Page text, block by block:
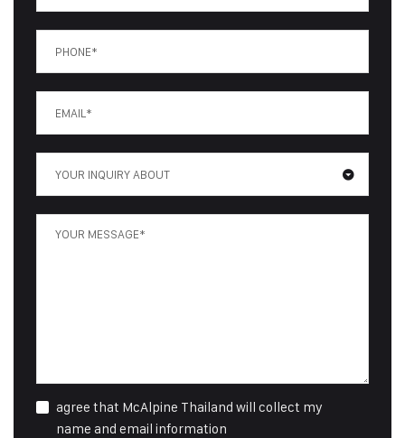
YOUR INQUIRY ABOUT
agree that McAlpine Thailand will collect my
name and email information